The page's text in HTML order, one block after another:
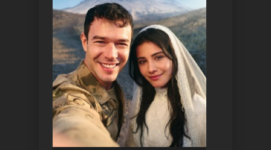
Ветреный холм
Ты назови